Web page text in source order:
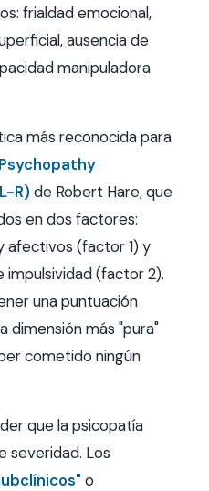
frialdad emocional,
ausencia de
manipuladora
más reconocida para
Psychopathy
R) de Robert Hare, que
en dos factores:
afectivos (factor 1) y
impulsividad (factor 2).
una puntuación
dimensión más "pura"
cometido ningún
que la psicopatía
severidad. Los
o